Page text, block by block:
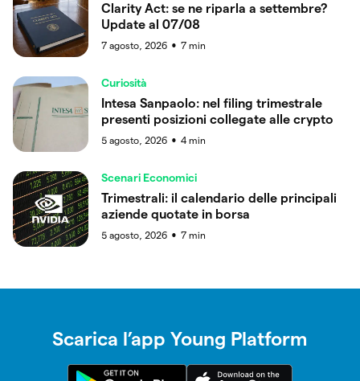
Clarity Act: se ne riparla a settembre?
Update al 07/08
7 agosto, 2026 ● 7 min
Curiosità
Intesa Sanpaolo: nel filing trimestrale
presenti posizioni collegate alle crypto
5 agosto, 2026 ● 4 min
Scenari Economici
Trimestrali: il calendario delle principali
aziende quotate in borsa
5 agosto, 2026 ● 7 min
Scarica l’app Young Platform